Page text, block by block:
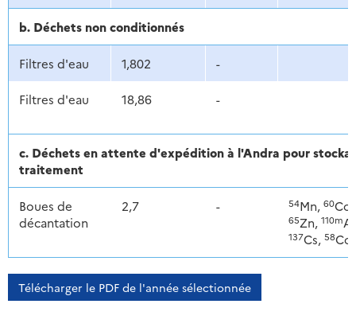
b. Déchets non conditionnés
Filtres d'eau 1,802 -
Filtres d'eau 18,86 -
c. Déchets en attente d'expédition à l'Andra pour
traitement
Boues de
décantation
2,7 - 54Mn, 60Co,
65Zn, 110m
137Cs, 58Co
Télécharger le PDF de l'année sélectionnée